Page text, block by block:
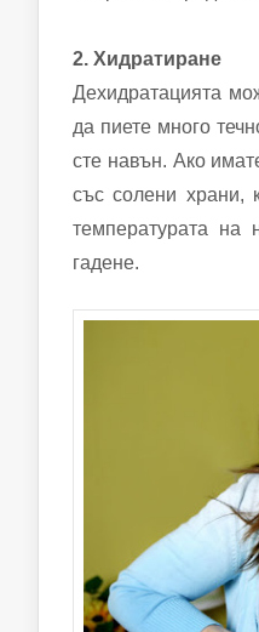
2. Хидратиране
Дехидратацията
да пиете много
сте навън. Ако
със солени храни,
температурата на
гадене.